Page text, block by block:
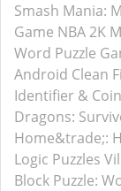
Smash Mania:
Game NBA 2K
Word Puzzle
Android Clean
Identifier &
Dragons:
Home&trade;:
Logic Puzzles
Block Puzzle: